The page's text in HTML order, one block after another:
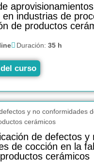
en industrias de
de productos
Duración: 35 h
curso
de defectos y
de cocción en la
cerámicos